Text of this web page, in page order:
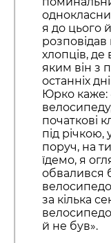
я до цього
хлопців,
яким він з
останніх
Юрко каже:
початкові
під річкою,
поруч, на
їдемо, я
обвалився
за кілька
й не був».